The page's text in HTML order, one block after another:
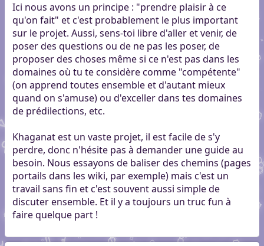
Ici nous avons un principe : "prendre plaisir à ce
qu'on fait" et c'est probablement le plus important
sur le projet. Aussi, sens-toi libre d'aller et venir, de
poser des questions ou de ne pas les poser, de
proposer des choses même si ce n'est pas dans les
domaines où tu te considère comme "compétente"
(on apprend toutes ensemble et d'autant mieux
quand on s'amuse) ou d'exceller dans tes domaines
de prédilections, etc.
Khaganat est un vaste projet, il est facile de s'y
perdre, donc n'hésite pas à demander une guide au
besoin. Nous essayons de baliser des chemins (pages
portails dans les wiki, par exemple) mais c'est un
travail sans fin et c'est souvent aussi simple de
discuter ensemble. Et il y a toujours un truc fun à
faire quelque part !